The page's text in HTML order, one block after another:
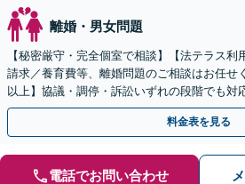
離婚・男女問題
【秘密厳守・完全個室で相談】【法テラス
請求／養育費等、離婚問題のご相談はお任せ
以上】協議・調停・訴訟いずれの段階でも対
解決できるよう粘り強く交渉します／バス停
料金表を見る
電話でお問い合わせ